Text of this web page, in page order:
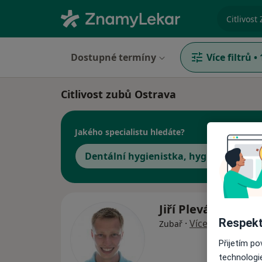
Dostupné termíny Více filtrů •
Citlivost zubů Ostrava
Jakého specialistu hledáte?
Dentální hygienistka, hygienista
Jiří Plevák
Zubař · Více
Přijetím